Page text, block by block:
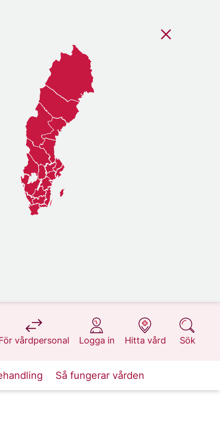
vårdpersonal
på 1177.se
Logga in
på 1177.se
Hitta vård
på 1177.se
Sök
på 1177.se
Så fungerar vården